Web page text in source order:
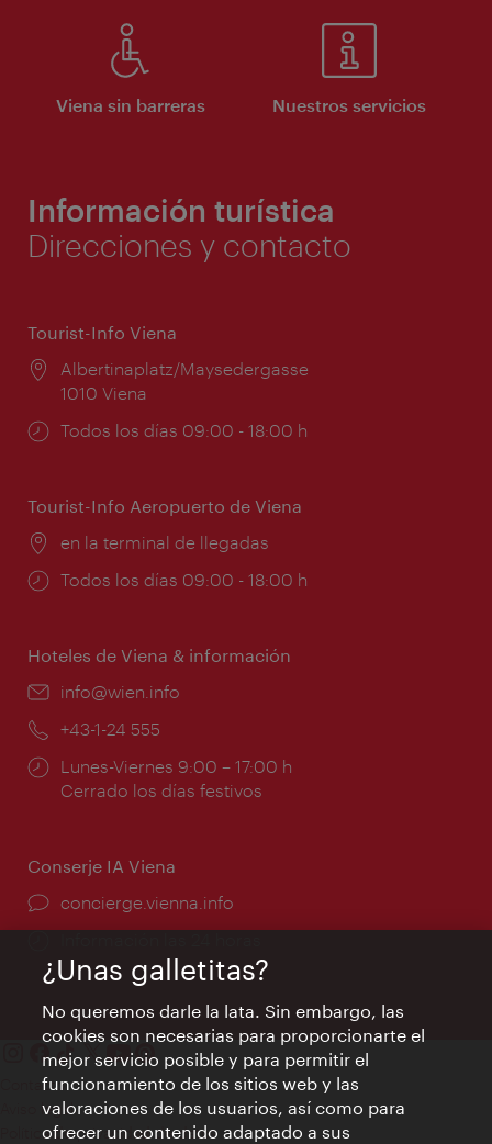
Viena sin barreras Nuestros servicios
Información turística
Direcciones y contacto
Tourist-Info Viena
Lugar:
Albertinaplatz/Maysedergasse
1010 Viena
Horarios
Todos los días 09:00 - 18:00 h
Tourist-Info Aeropuerto de Viena
Lugar:
en la terminal de llegadas
Horarios
Todos los días 09:00 - 18:00 h
Hoteles de Viena & información
e-
info@wien.info
Teléfono:
+43-1-24 555
Horarios
de
Lunes-Viernes 9:00 – 17:00 h
Cerrado los días festivos
Conserje IA Viena
concierge.vienna.info
Contacto
Aviso legal
Política de privacidad de datos
¿Unas galletitas?
No queremos darle la lata. Sin embargo, las
cookies son necesarias para proporcionarte el
mejor servicio posible y para permitir el
funcionamiento de los sitios web y las
valoraciones de los usuarios, así como para
ofrecer un contenido adaptado a sus